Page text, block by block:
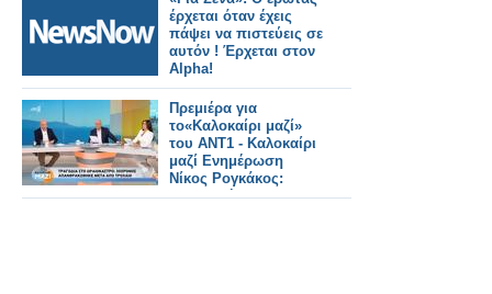
έρχεται όταν έχεις
πάψει να πιστεύεις σε
αυτόν ! Έρχεται στον
Alpha!
Πρεμιέρα για
το«Καλοκαίρι μαζί»
του ΑΝΤ1 - Καλοκαίρι
μαζί Ενημέρωση
Νίκος Ρογκάκος:
«Επιλογή του